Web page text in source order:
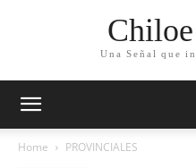
Una Señal que
Home PROVINCIALES